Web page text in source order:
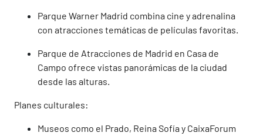
Parque Warner Madrid combina cine y adrenalina
con atracciones temáticas de películas favoritas.
Parque de Atracciones de Madrid en Casa de
Campo ofrece vistas panorámicas de la ciudad
desde las alturas.
Planes culturales:
Museos como el Prado, Reina Sofía y CaixaForum